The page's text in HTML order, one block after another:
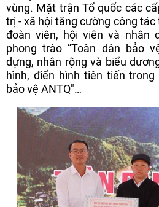
vùng. Mặt trận Tổ quốc các
trị - xã hội tăng cường công
đoàn viên, hội viên và nhân
phong trào “Toàn dân bảo
dựng, nhân rộng và biểu
hình, điển hình tiên tiến
bảo vệ ANTQ"…